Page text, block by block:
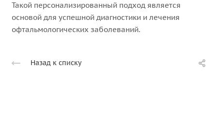
Такой персонализированный подход является
основой для успешной диагностики и лечения
офтальмологических заболеваний.
Назад к списку